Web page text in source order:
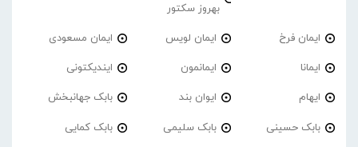
بهروز سکتور
ایمان فرخ ایمان لویس ایمان مسعودی
ایمانا ایمانمون ایندیکتونی
ایهام ایوان بند بابک جهانبخش
بابک حسینی بابک سلیمی بابک کمایی